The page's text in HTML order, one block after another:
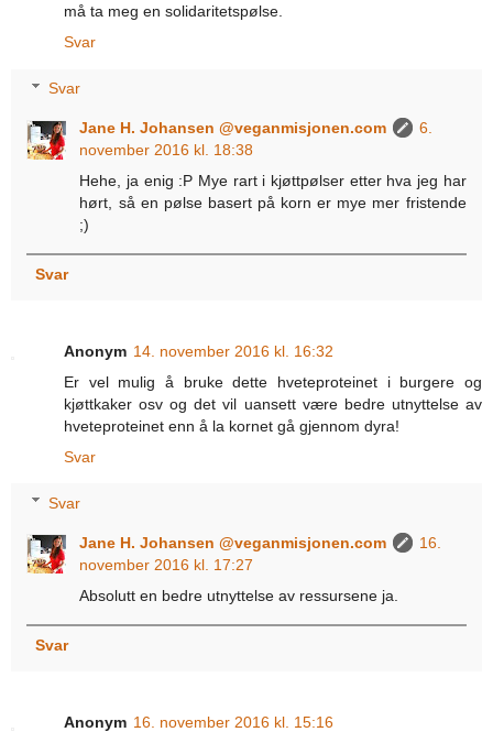
må ta meg en solidaritetspølse.
Svar
Svar
Jane H. Johansen @veganmisjonen.com
6.
november 2016 kl. 18:38
Hehe, ja enig :P Mye rart i kjøttpølser etter hva jeg har
hørt, så en pølse basert på korn er mye mer fristende
;)
Svar
Anonym 14. november 2016 kl. 16:32
Er vel mulig å bruke dette hveteproteinet i burgere og
kjøttkaker osv og det vil uansett være bedre utnyttelse av
hveteproteinet enn å la kornet gå gjennom dyra!
Svar
Svar
Jane H. Johansen @veganmisjonen.com
16.
november 2016 kl. 17:27
Absolutt en bedre utnyttelse av ressursene ja.
Svar
Anonym 16. november 2016 kl. 15:16